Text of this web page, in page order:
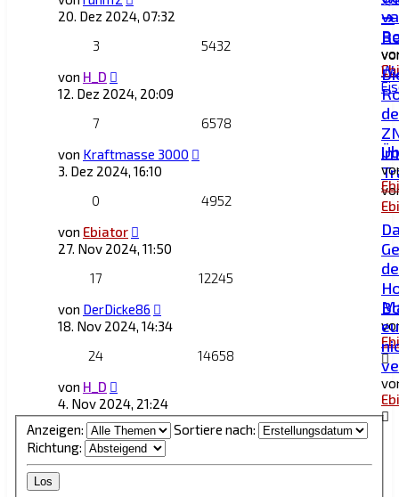
➔
20. Dez 2024, 07:32
3
5432
von H_D
12. Dez 2024, 20:09
im
7
6578
von Kraftmasse 3000
3. Dez 2024, 16:10
0
4952
von Ebiator
27. Nov 2024, 11:50
17
12245
von DerDicke86
18. Nov 2024, 14:34
24
14658
von H_D
4. Nov 2024, 21:24
Anzeigen:
Sortiere nach:
Richtung: